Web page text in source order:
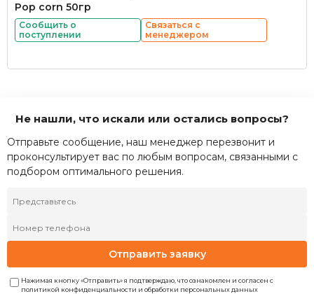
Pop corn 50гр
Сообщить о
поступлении
Связаться с
менеджером
Не нашли, что искали или остались вопросы?
Отправьте сообщение, наш менеджер перезвонит и
проконсультирует вас по любым вопросам, связанными с
подбором оптимального решения.
Отправить заявку
Нажимая кнопку «Отправить» я подтверждаю, что ознакомлен и согласен с
политикой конфиденциальности и обработки персональных данных